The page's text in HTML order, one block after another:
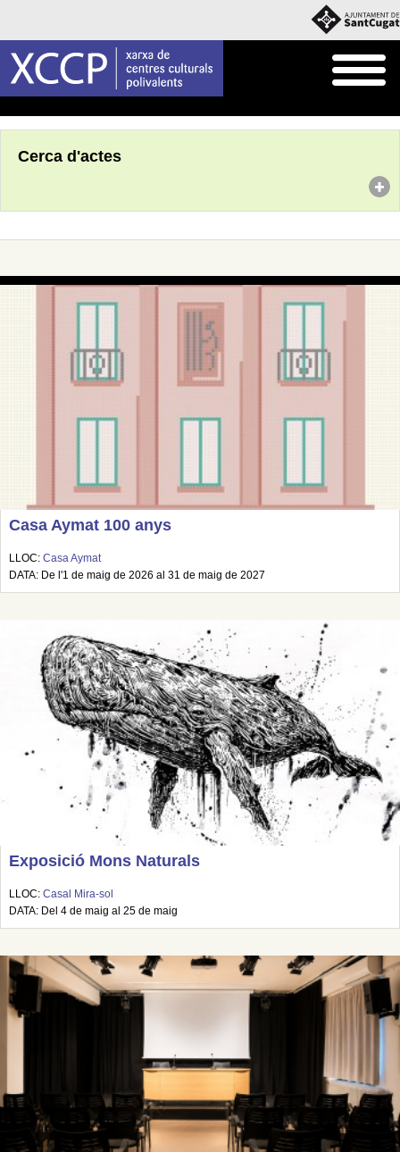
Cerca d'actes
Casa Aymat 100 anys
LLOC: Casa Aymat
DATA: De l'1 de maig de 2026 al 31 de maig de 2027
Exposició Mons Naturals
LLOC: Casal Mira-sol
DATA: Del 4 de maig al 25 de maig